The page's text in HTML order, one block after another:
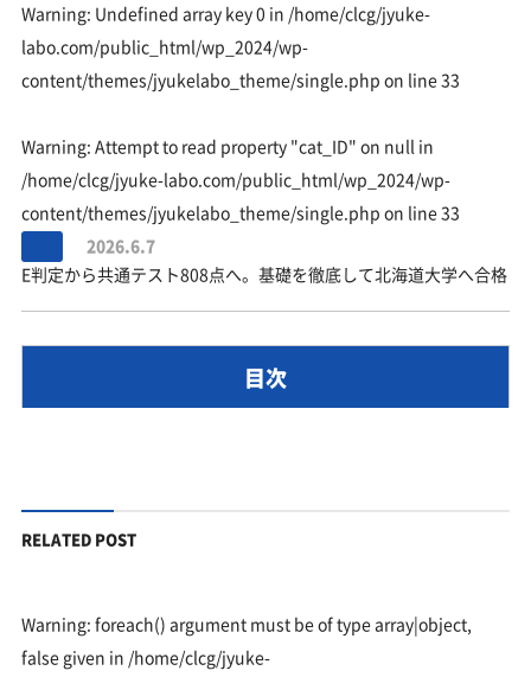
Warning: Undefined array key 0 in /home/clcg/jyuke-
labo.com/public_html/wp_2024/wp-
content/themes/jyukelabo_theme/single.php on line33
Warning: Attempt to read property "cat_ID" on null in
/home/clcg/jyuke-labo.com/public_html/wp_2024/wp-
content/themes/jyukelabo_theme/single.php on line33
2026.6.7
E判定から共通テスト808点へ。基礎を徹底して北海道大学へ合格
目次
RELATED POST
Warning: foreach() argument must be of type array|object,
false given in /home/clcg/jyuke-